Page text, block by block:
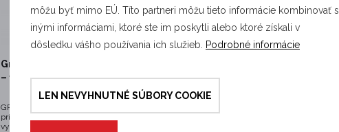
Granule na slimáky Granulax Plus
– 1 kg
GRANULAX predstavuje granulovaný
prípravok na hubenie slimákov. Vďaka
vysokej…
môžu byť mimo EÚ. Títo partneri môžu tieto informácie kombinovať s
inými informáciami, ktoré ste im poskytli alebo ktoré získali v
dôsledku vášho používania ich služieb. Podrobné informácie
LEN NEVYHNUTNÉ SÚBORY COOKIE